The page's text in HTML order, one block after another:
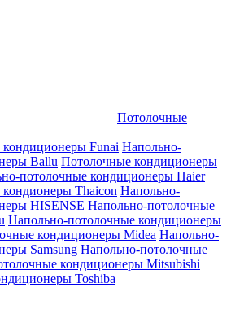
Потолочные
Funai Напольно-
Ballu Потолочные кондиционеры
потолочные кондиционеры Haier
Thaicon Напольно-
HISENSE Напольно-потолочные
Напольно-потолочные кондиционеры
кондиционеры Midea Напольно-
Samsung Напольно-потолочные
кондиционеры Mitsubishi
Toshiba